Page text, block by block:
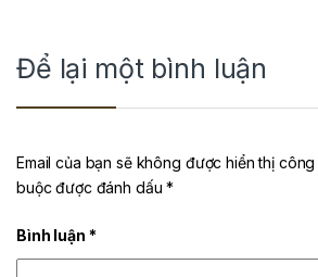
Để lại một bình luận
Email của bạn sẽ không được hiển thị công
buộc được đánh dấu*
Bình luận *